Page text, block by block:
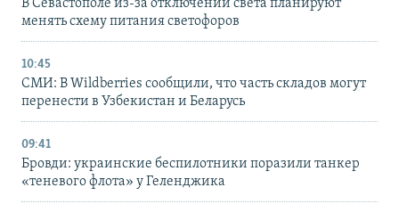
В Севастополе из-за отключений света планируют
менять схему питания светофоров
10:45
СМИ: В Wildberries сообщили, что часть складов могут
перенести в Узбекистан и Беларусь
09:41
Бровди: украинские беспилотники поразили танкер
«теневого флота» у Геленджика